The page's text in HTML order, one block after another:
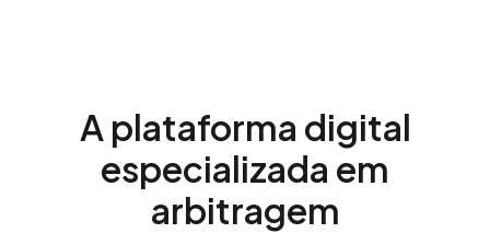
A plataforma digital
especializada em
arbitragem